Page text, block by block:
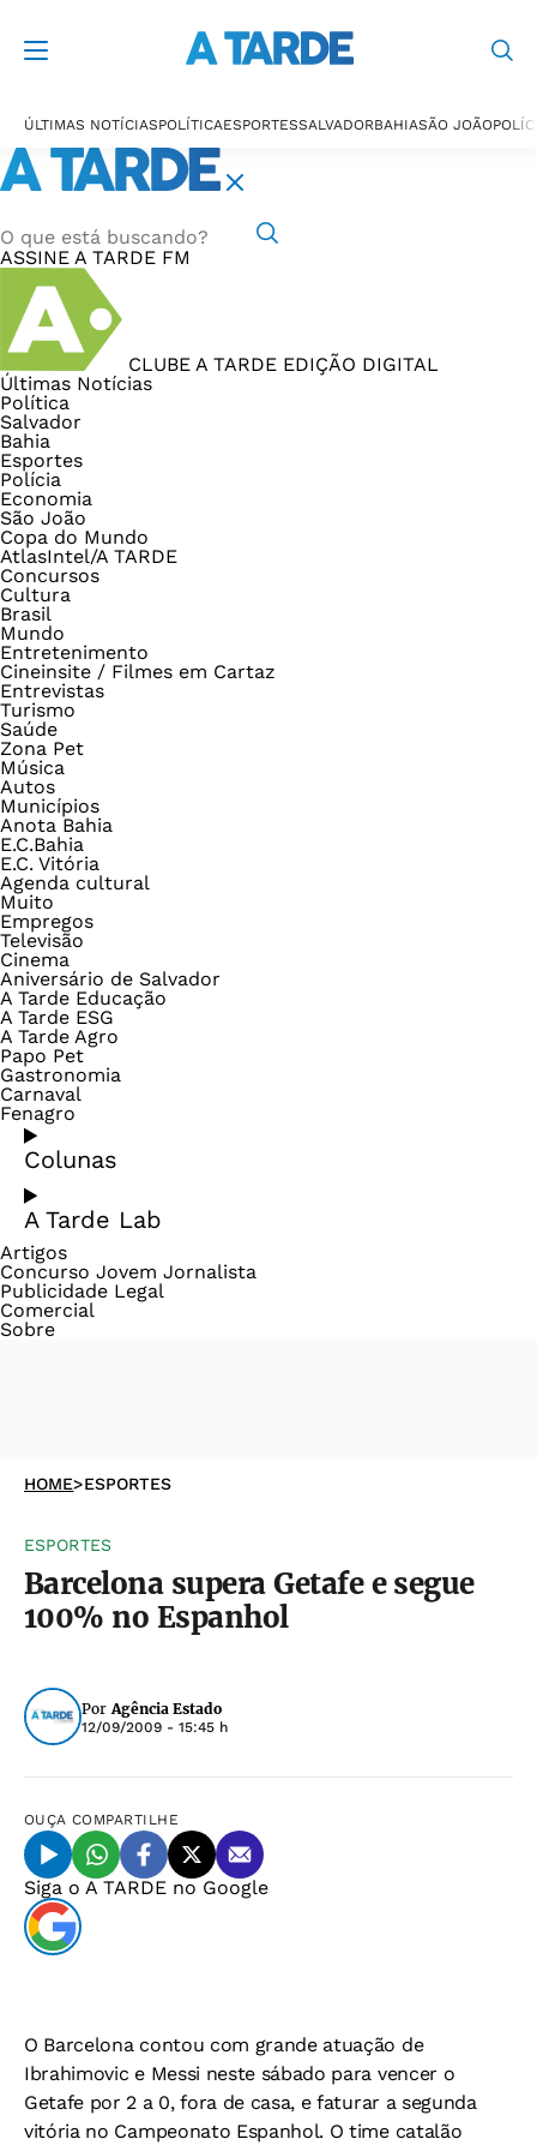
ÚLTIMAS NOTÍCIASPOLÍTICAESPORTESSALVADORBAHIASÃO JOÃO
ASSINE A TARDE FM
CLUBE A TARDE EDIÇÃO DIGITAL
Últimas Notícias
Política
Salvador
Bahia
Esportes
Polícia
Economia
São João
Copa do Mundo
AtlasIntel/A TARDE
Concursos
Cultura
Brasil
Mundo
Entretenimento
Cineinsite / Filmes em Cartaz
Entrevistas
Turismo
Saúde
Zona Pet
Música
Autos
Municípios
Anota Bahia
E.C.Bahia
E.C. Vitória
Agenda cultural
Muito
Empregos
Televisão
Cinema
Aniversário de Salvador
A Tarde Educação
A Tarde ESG
A Tarde Agro
Papo Pet
Gastronomia
Carnaval
Fenagro
Colunas
A Tarde Lab
Artigos
Concurso Jovem Jornalista
Publicidade Legal
Comercial
Sobre
HOME>ESPORTES
ESPORTES
Barcelona supera Getafe e segue
100% no Espanhol
Por Agência Estado
12/09/2009 - 15:45 h
OUÇA COMPARTILHE
Siga o A TARDE no Google
O Barcelona contou com grande atuação de
Ibrahimovic e Messi neste sábado para vencer o
Getafe por 2 a 0, fora de casa, e faturar a segunda
vitória no Campeonato Espanhol. O time catalão